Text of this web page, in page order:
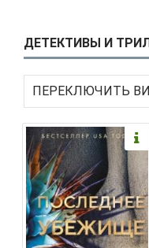
ДЕТЕКТИВЫ И